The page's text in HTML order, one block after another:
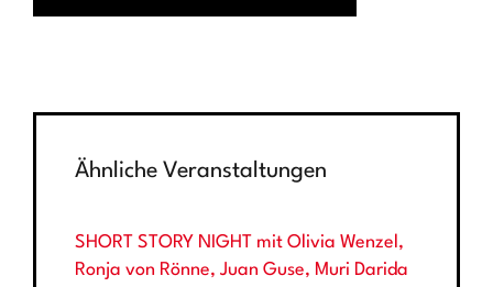
Ähnliche Veranstaltungen
SHORT STORY NIGHT mit Olivia Wenzel,
Ronja von Rönne, Juan Guse, Muri Darida